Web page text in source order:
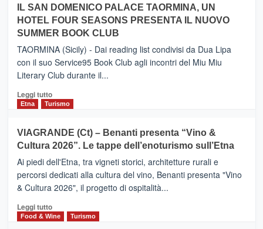
da
Neos
PIEDIMONTE
ETNEO
–
Meta
turistica
privilegiata
secondo
dati
di
Anche
la
Alcantara
nei
primi
nella
classifica
IL SAN DOMENICO PALACE TAORMINA, UN
HOTEL FOUR SEASONS PRESENTA IL NUOVO
SUMMER BOOK CLUB
TAORMINA (Sicily) - Dai reading list condivisi da Dua Lipa
con il suo Service95 Book Club agli incontri del Miu Miu
Literary Club durante il...
Leggi tuttoLeggi
di
IL
SAN
DOMENICO
PALACE
TAORMINA,
UN
HOTEL
FOUR
Etna Turismo
VIAGRANDE (Ct) – Benanti presenta “Vino &
Cultura 2026”. Le tappe dell’enoturismo sull’Etna
Ai piedi dell'Etna, tra vigneti storici, architetture rurali e
percorsi dedicati alla cultura del vino, Benanti presenta "Vino
& Cultura 2026", il progetto di ospitalità...
Leggi tuttoLeggi
di
Food & Wine Turismo